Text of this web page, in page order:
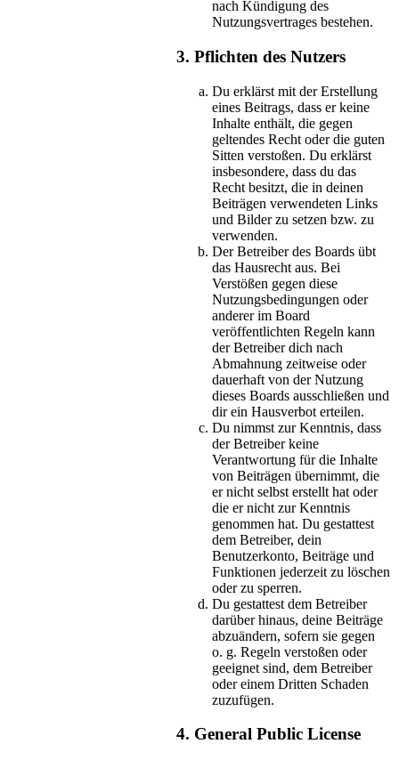
nach Kündigung des
Nutzungsvertrages bestehen.
3. Pflichten des Nutzers
Du erklärst mit der Erstellung
eines Beitrags, dass er keine
Inhalte enthält, die gegen
geltendes Recht oder die guten
Sitten verstoßen. Du erklärst
insbesondere, dass du das
Recht besitzt, die in deinen
Beiträgen verwendeten Links
und Bilder zu setzen bzw. zu
verwenden.
Der Betreiber des Boards übt
das Hausrecht aus. Bei
Verstößen gegen diese
Nutzungsbedingungen oder
anderer im Board
veröffentlichten Regeln kann
der Betreiber dich nach
Abmahnung zeitweise oder
dauerhaft von der Nutzung
dieses Boards ausschließen und
dir ein Hausverbot erteilen.
Du nimmst zur Kenntnis, dass
der Betreiber keine
Verantwortung für die Inhalte
von Beiträgen übernimmt, die
er nicht selbst erstellt hat oder
die er nicht zur Kenntnis
genommen hat. Du gestattest
dem Betreiber, dein
Benutzerkonto, Beiträge und
Funktionen jederzeit zu löschen
oder zu sperren.
Du gestattest dem Betreiber
darüber hinaus, deine Beiträge
abzuändern, sofern sie gegen
o. g. Regeln verstoßen oder
geeignet sind, dem Betreiber
oder einem Dritten Schaden
zuzufügen.
4. General Public License